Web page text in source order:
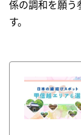
係の調和を願う
す。